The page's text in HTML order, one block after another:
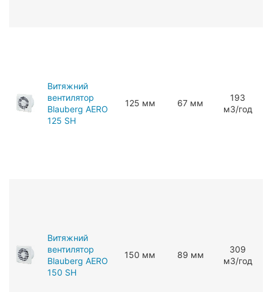
Витяжний
вентилятор
Blauberg AERO
125 SH
125 мм 67 мм
193
мЗ/год
Витяжний
вентилятор
Blauberg AERO
150 SH
150 мм 89 мм
309
мЗ/год